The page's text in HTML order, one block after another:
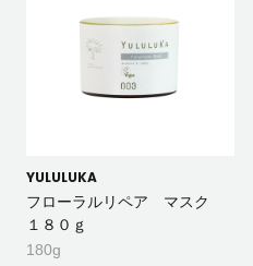
YULULUKA
フローラルリペア マスク
１８０ｇ
180g